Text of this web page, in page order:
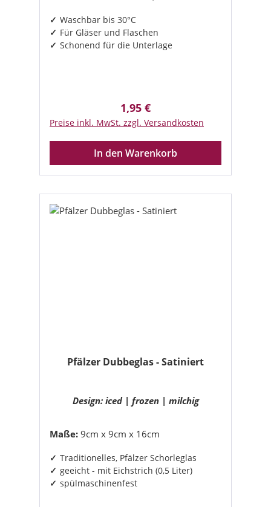
Waschbar bis 30°C
Für Gläser und Flaschen
Schonend für die Unterlage
Regulärer Preis:
1,95 €
Preise inkl. MwSt. zzgl. Versandkosten
In den Warenkorb
Pfälzer Dubbeglas - Satiniert
Design: iced | frozen | milchig
Maße: 9cm x 9cm x 16cm
Traditionelles, Pfälzer Schorleglas
geeicht - mit Eichstrich (0,5 Liter)
spülmaschinenfest